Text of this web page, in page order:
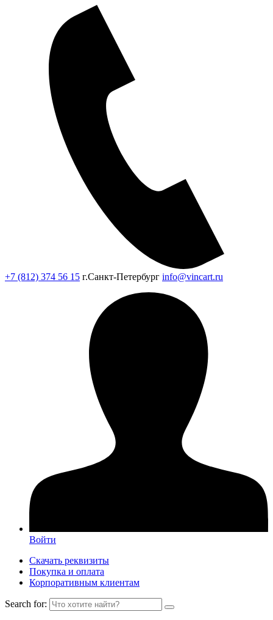
+7 (812) 374 56 15 г.Санкт-Петербург info@vincart.ru
Войти
Скачать реквизиты
Покупка и оплата
Корпоративным клиентам
Search for: